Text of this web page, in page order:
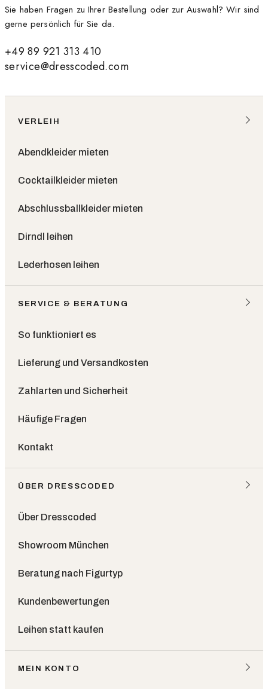
Sie haben Fragen zu Ihrer Bestellung oder zur Auswahl? Wir sind
gerne persönlich für Sie da.
+49 89 921 313 410
service@dresscoded.com
VERLEIH
Abendkleider mieten
Cocktailkleider mieten
Abschlussballkleider mieten
Dirndl leihen
Lederhosen leihen
SERVICE & BERATUNG
So funktioniert es
Lieferung und Versandkosten
Zahlarten und Sicherheit
Häufige Fragen
Kontakt
ÜBER DRESSCODED
Über Dresscoded
Showroom München
Beratung nach Figurtyp
Kundenbewertungen
Leihen statt kaufen
MEIN KONTO